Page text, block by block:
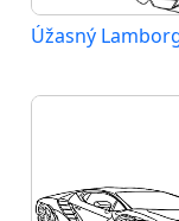
Úžasný